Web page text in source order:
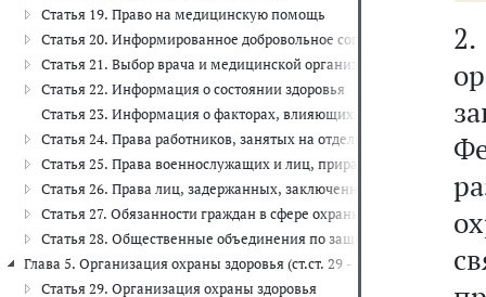
Статья 19. Право на медицинскую помощь
Статья 20. Информированное добровольное согласие на
Статья 21. Выбор врача и медицинской организации
Статья 22. Информация о состоянии здоровья
Статья 23. Информация о факторах, влияющих на здоровье
Статья 24. Права работников, занятых на отдельных видах работ,
Статья 25. Права военнослужащих и лиц, приравненных по
Статья 26. Права лиц, задержанных, заключенных под стражу,
Статья 27. Обязанности граждан в сфере охраны здоровья
Статья 28. Общественные объединения по защите прав граждан в
Глава 5. Организация охраны здоровья (ст.ст. 29 - 50)
Статья 29. Организация охраны здоровья